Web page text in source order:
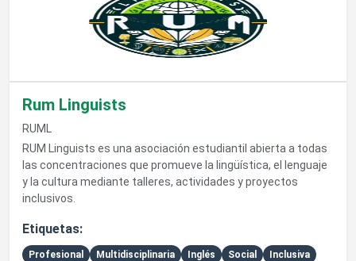
Rum Linguists
RUML
RUM Linguists es una asociación estudiantil abierta a todas
las concentraciones que promueve la lingüística, el lenguaje
y la cultura mediante talleres, actividades y proyectos
inclusivos.
Etiquetas:
Profesional Multidisciplinaria Inglés Social Inclusiva